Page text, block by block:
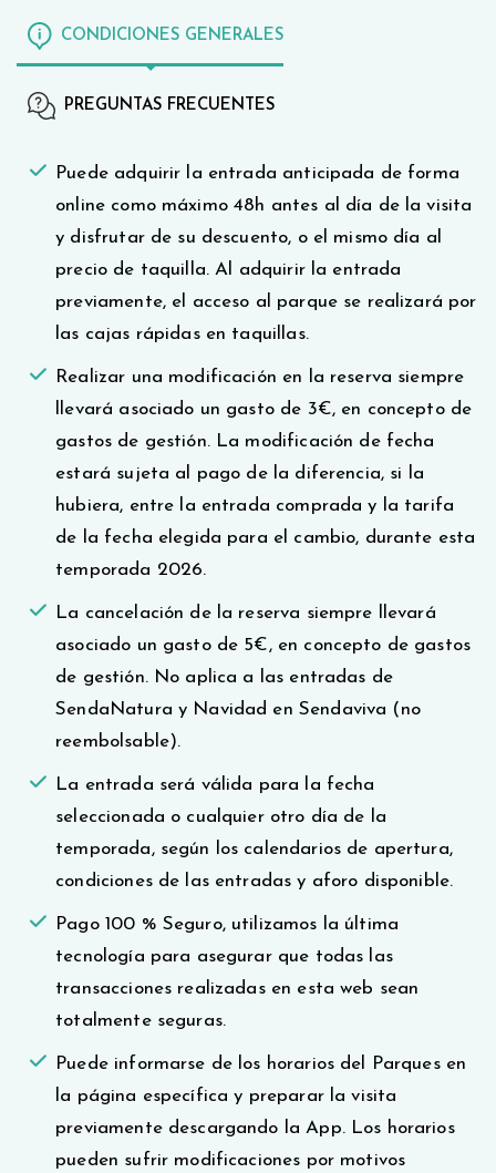
CONDICIONES GENERALES
PREGUNTAS FRECUENTES
Puede adquirir la entrada anticipada de forma
online como máximo 48h antes al día de la visita
y disfrutar de su descuento, o el mismo día al
precio de taquilla. Al adquirir la entrada
previamente, el acceso al parque se realizará por
las cajas rápidas en taquillas.
Realizar una modificación en la reserva siempre
llevará asociado un gasto de 3€, en concepto de
gastos de gestión. La modificación de fecha
estará sujeta al pago de la diferencia, si la
hubiera, entre la entrada comprada y la tarifa
de la fecha elegida para el cambio, durante esta
temporada 2026.
La cancelación de la reserva siempre llevará
asociado un gasto de 5€, en concepto de gastos
de gestión. No aplica a las entradas de
SendaNatura y Navidad en Sendaviva (no
reembolsable).
La entrada será válida para la fecha
seleccionada o cualquier otro día de la
temporada, según los calendarios de apertura,
condiciones de las entradas y aforo disponible.
Pago 100 % Seguro, utilizamos la última
tecnología para asegurar que todas las
transacciones realizadas en esta web sean
totalmente seguras.
Puede informarse de los horarios del Parques en
la página específica y preparar la visita
previamente descargando la App. Los horarios
pueden sufrir modificaciones por motivos